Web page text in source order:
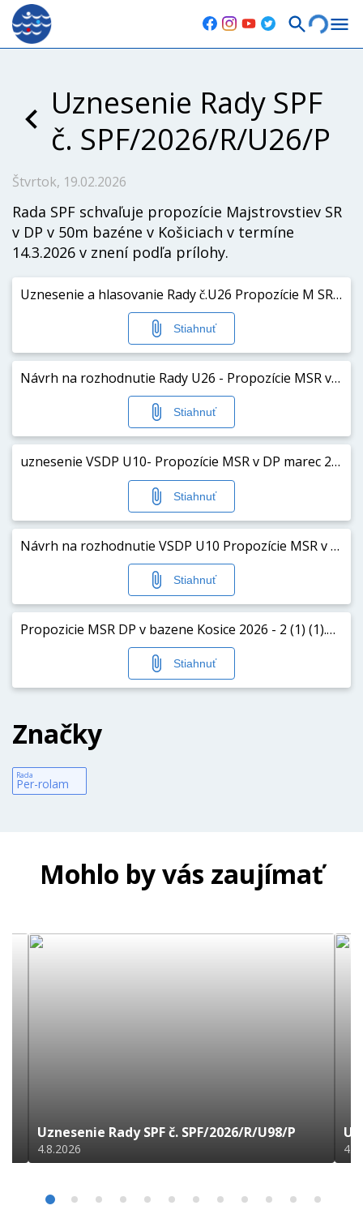
Uznesenie Rady SPF
č. SPF/2026/R/U26/P
Štvrtok, 19.02.2026
Rada SPF schvaľuje propozície Majstrovstiev SR
v DP v 50m bazéne v Košiciach v termíne
14.3.2026 v znení podľa prílohy.
Uznesenie a hlasovanie Rady č.U26 Propozície M SR DP.pdf
Stiahnuť
Návrh na rozhodnutie Rady U26 - Propozície MSR v DP 14.3.2026 KE.pdf
Stiahnuť
uznesenie VSDP U10- Propozície MSR v DP marec 2026.pdf
Stiahnuť
Návrh na rozhodnutie VSDP U10 Propozície MSR v DP marec 2026.pdf
Stiahnuť
Propozicie MSR DP v bazene Kosice 2026 - 2 (1) (1).pdf
Stiahnuť
Značky
Rada
Per-rolam
Mohlo by vás zaujímať
Uznesenie Rady SPF č. SPF/2026/R/U98/P
4.8.2026